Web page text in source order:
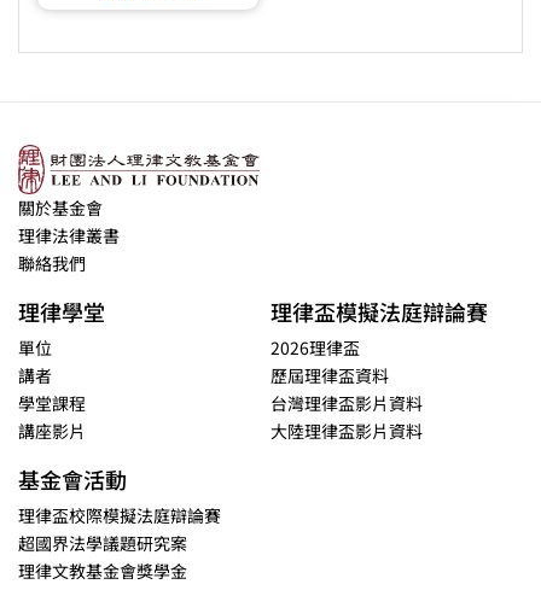
關於基金會
理律法律叢書
聯絡我們
理律學堂
單位
講者
學堂課程
講座影片
理律盃模擬法庭辯論賽
2026理律盃
歷屆理律盃資料
台灣理律盃影片資料
大陸理律盃影片資料
基金會活動
理律盃校際模擬法庭辯論賽
超國界法學議題研究案
理律文教基金會獎學金